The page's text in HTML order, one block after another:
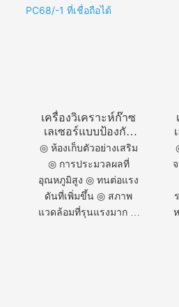
ประกันคุณภาพสูง
เครื่องวิเคราะห์ก๊าซ
เลเซอร์แบบป้องกัน
การระเบิด CI-
PC68/-1 ที่เชื่อถือได้
◎ ห้องเก็บตัวอย่างเสริม
◎ การประมวลผลที่
อุณหภูมิสูง ◎ ทนต่อแรง
ดันที่เพิ่มขึ้น ◎ สภาพ
แวดล้อมที่รุนแรงมาก ◎